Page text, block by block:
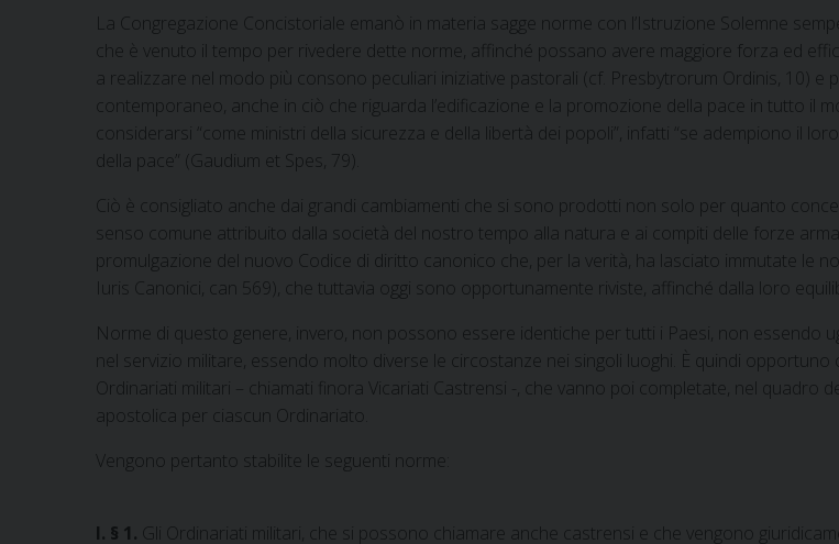
La Congregazione Concistoriale emanò in materia sagge norme con l’Istruzione Solemne
che è venuto il tempo per rivedere dette norme, affinché possano avere maggiore forza ed
a realizzare nel modo più consono peculiari iniziative pastorali (cf. Presbytrorum Ordinis, 10) e
contemporaneo, anche in ciò che riguarda l’edificazione e la promozione della pace in tutto il
considerarsi “come ministri della sicurezza e della libertà dei popoli”, infatti “se adempiono il
della pace” (Gaudium et Spes, 79).
Ciò è consigliato anche dai grandi cambiamenti che si sono prodotti non solo per quanto
senso comune attribuito dalla società del nostro tempo alla natura e ai compiti delle forze
promulgazione del nuovo Codice di diritto canonico che, per la verità, ha lasciato immutate le
Iuris Canonici, can 569), che tuttavia oggi sono opportunamente riviste, affinché dalla loro
Norme di questo genere, invero, non possono essere identiche per tutti i Paesi, non essendo
nel servizio militare, essendo molto diverse le circostanze nei singoli luoghi. È quindi
Ordinariati militari – chiamati finora Vicariati Castrensi -, che vanno poi completate, nel quadro
apostolica per ciascun Ordinariato.
Vengono pertanto stabilite le seguenti norme:
I. § 1. Gli Ordinariati militari, che si possono chiamare anche castrensi e che vengono